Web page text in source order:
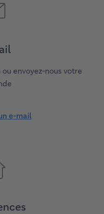
envoyez-nous votre
e-mail